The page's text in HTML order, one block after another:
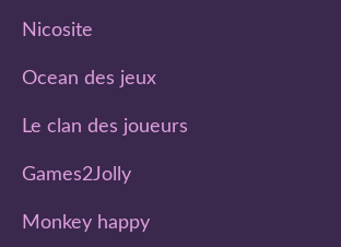
Nicosite
Ocean des jeux
Le clan des joueurs
Games2Jolly
Monkey happy